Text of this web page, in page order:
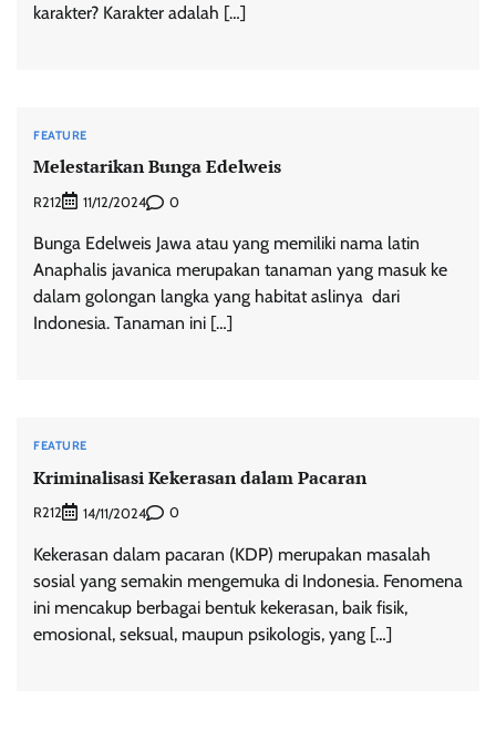
karakter? Karakter adalah […]
FEATURE
Melestarikan Bunga Edelweis
R212 11/12/2024 0
Bunga Edelweis Jawa atau yang memiliki nama latin
Anaphalis javanica merupakan tanaman yang masuk ke
dalam golongan langka yang habitat aslinya dari
Indonesia. Tanaman ini […]
FEATURE
Kriminalisasi Kekerasan dalam Pacaran
R212 14/11/2024 0
Kekerasan dalam pacaran (KDP) merupakan masalah
sosial yang semakin mengemuka di Indonesia. Fenomena
ini mencakup berbagai bentuk kekerasan, baik fisik,
emosional, seksual, maupun psikologis, yang […]